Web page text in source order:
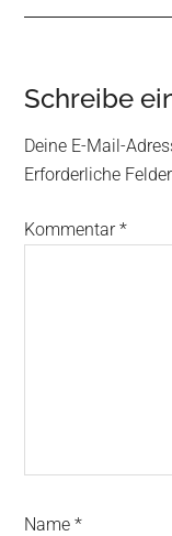
Reader
Schreibe
Deine E-Mail-
Erforderliche
Kommentar*
Name*